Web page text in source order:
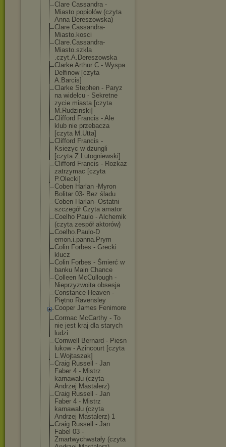
Clare Cassandra -
Miasto popiołów (czyta
Anna Dereszowska)
Clare.Cassandra-
Miasto.kosci
Clare.Cassandra-
Miasto.szkla
.czyt.A.Dereszowska
Clarke Arthur C - Wyspa
Delfinow [czyta
A.Barcis]
Clarke Stephen - Paryz
na widelcu - Sekretne
zycie miasta [czyta
M.Rudzinski]
Clifford Francis - Ale
klub nie przebacza
[czyta M.Utta]
Clifford Francis -
Ksiezyc w dzungli
[czyta Z.Lutogniewski]
Clifford Francis - Rozkaz
zatrzymac [czyta
P.Olecki]
Coben Harlan -Myron
Bolitar 03- Bez śladu
Coben Harlan- Ostatni
szczegół Czyta amator
Coelho Paulo - Alchemik
(czyta zespół aktorów)
Coelho.Paulo-D
emon.i.panna.Prym
Colin Forbes - Grecki
klucz
Colin Forbes - Śmierć w
banku Main Chance
Colleen McCullough -
Nieprzyzwoita obsesja
Constance Heaven -
Piętno Ravensley
Cooper James Fenimore
Cormac McCarthy - To
nie jest kraj dla starych
ludzi
Cornwell Bernard - Piesn
lukow - Azincourt [czyta
L.Wojtaszak]
Craig Russell - Jan
Faber 4 - Mistrz
karnawału (czyta
Andrzej Mastalerz)
Craig Russell - Jan
Faber 4 - Mistrz
karnawału (czyta
Andrzej Mastalerz) 1
Craig Russell - Jan
Fabel 03 -
Zmartwychwstały (czyta